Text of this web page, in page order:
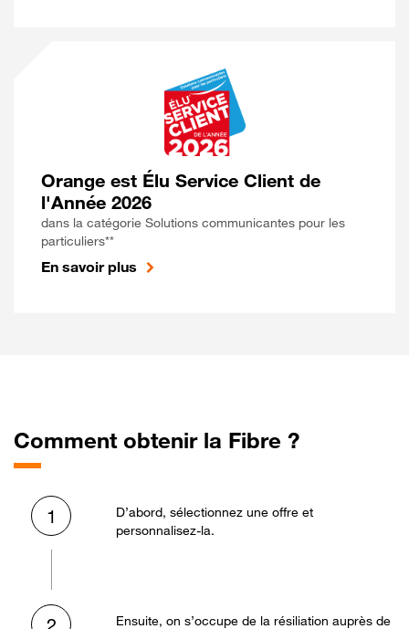
Orange est Élu Service Client de
l'Année 2026
dans la catégorie Solutions communicantes pour les
particuliers**
En savoir plus
Comment obtenir la Fibre ?
1
D’abord, sélectionnez une offre et
personnalisez-la.
Ensuite, on s’occupe de la résiliation auprès de